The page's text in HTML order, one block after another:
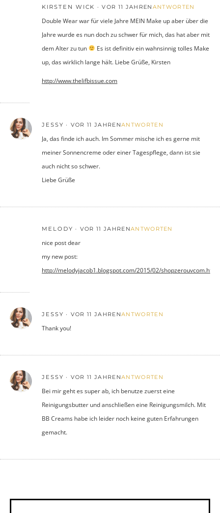
KIRSTEN WICK VOR 11 JAHREN ANTWORTEN
Double Wear war für viele Jahre MEIN Make up aber über die
Jahre wurde es nun doch zu schwer für mich, das hat aber mit
dem Alter zu tun
Es ist definitiv ein wahnsinnig tolles Make
up, das wirklich lange hält. Liebe Grüße, Kirsten
http://www.thelifbissue.com
JESSY VOR 11 JAHRENANTWORTEN
Ja, das finde ich auch. Im Sommer mische ich es gerne mit
meiner Sonnencreme oder einer Tagespflege, dann ist sie
auch nicht so schwer.
Liebe Grüße
MELODY VOR 11 JAHRENANTWORTEN
nice post dear
my new post:
http://melodyjacob1.blogspot.com/2015/02/shopzerouvcom.html
JESSY VOR 11 JAHRENANTWORTEN
Thank you!
JESSY VOR 11 JAHRENANTWORTEN
Bei mir geht es super ab, ich benutze zuerst eine
Reinigungsbutter und anschließen eine Reinigungsmilch. Mit
BB Creams habe ich leider noch keine guten Erfahrungen
gemacht.